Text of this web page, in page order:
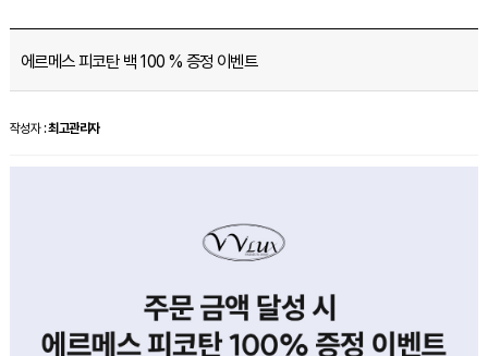
에르메스 피코탄 백 100 % 증정 이벤트
작성자 :최고관리자